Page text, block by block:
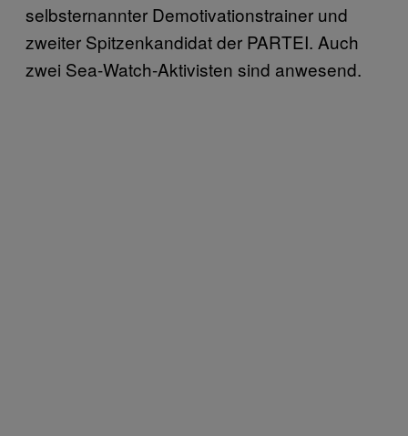
selbsternannter Demotivationstrainer und
zweiter Spitzenkandidat der PARTEI. Auch
zwei Sea-Watch-Aktivisten sind anwesend.